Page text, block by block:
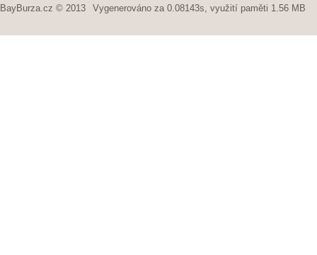
BayBurza.cz © 2013 Vygenerováno za 0.08143s, využití paměti 1.56 MB